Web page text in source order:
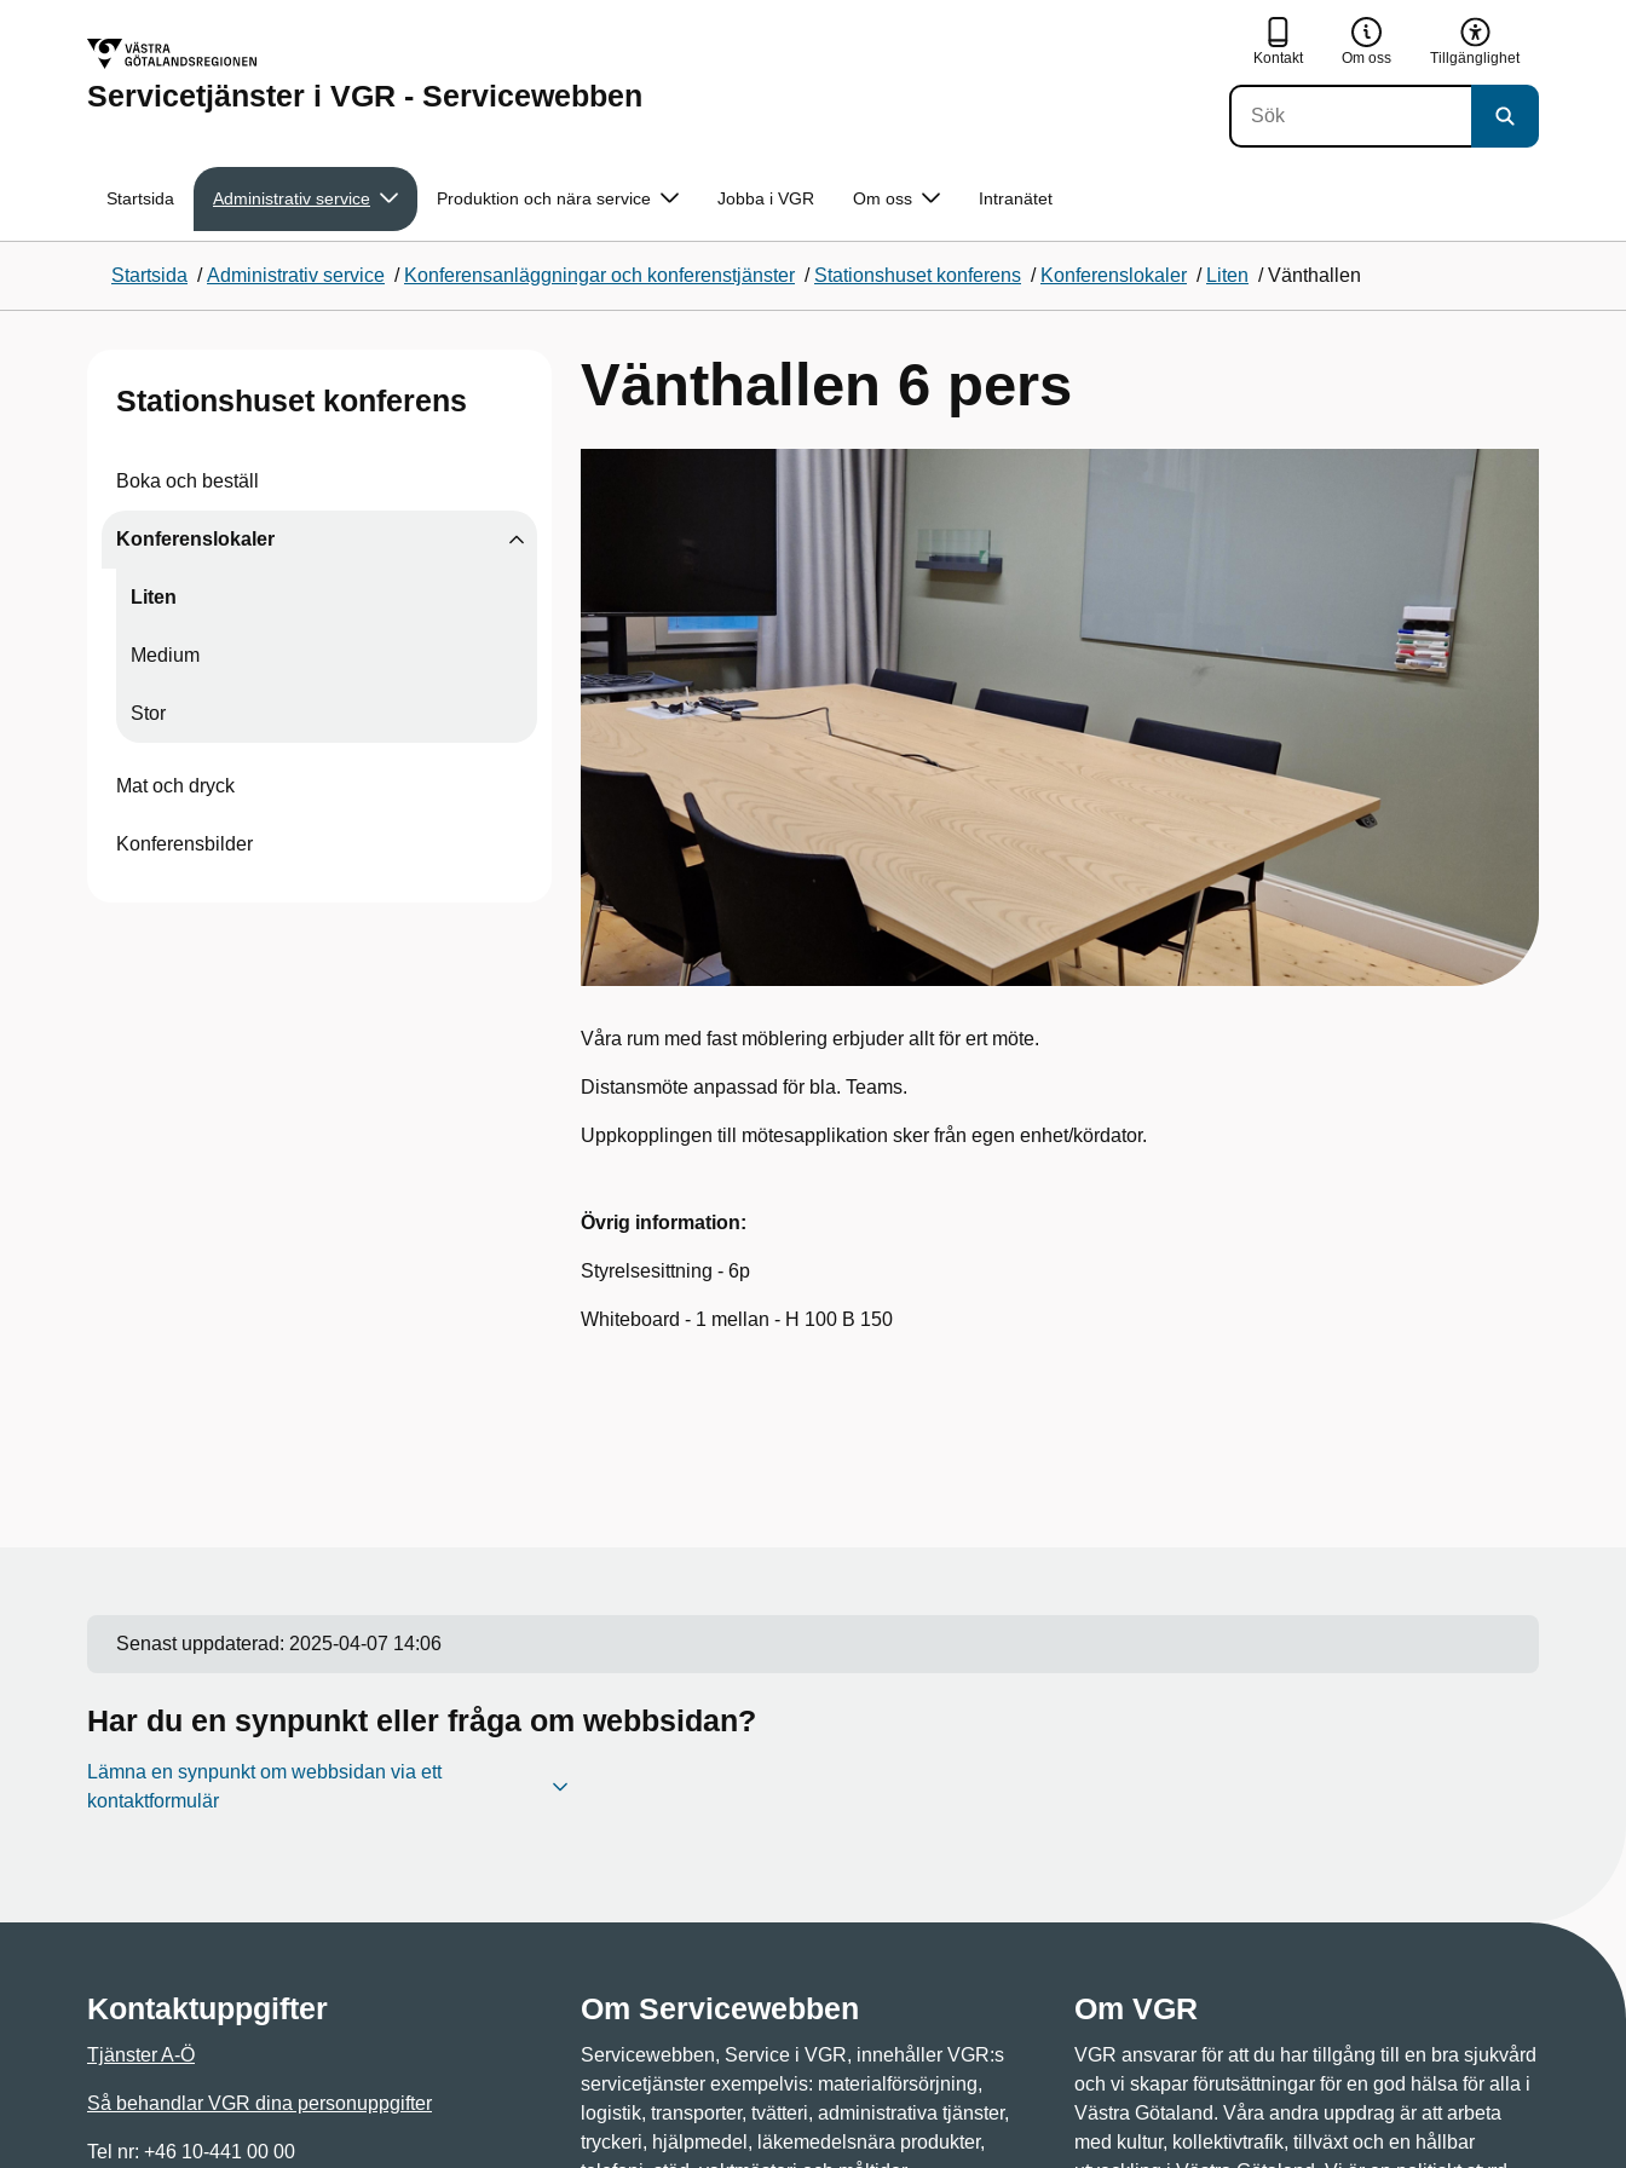
Servicetjänster i VGR - Servicewebben
Kontakt Om oss Tillgänglighet
Startsida Administrativ service Produktion och nära service Jobba i VGR Om oss Intranätet
Startsida /Administrativ service / Konferensanläggningar och konferenstjänster / Stationshuset konferens / Konferenslokaler / Liten /Vänthallen
Stationshuset konferens
Boka och beställ
Konferenslokaler
Liten
Medium
Stor
Mat och dryck
Konferensbilder
Vänthallen 6 pers
Våra rum med fast möblering erbjuder allt för ert möte.
Distansmöte anpassad för bla. Teams.
Uppkopplingen till mötesapplikation sker från egen enhet/kördator.
Övrig information:
Styrelsesittning - 6p
Whiteboard - 1 mellan - H 100 B 150
Senast uppdaterad: 2025-04-07 14:06
Har du en synpunkt eller fråga om webbsidan?
Lämna en synpunkt om webbsidan via ett
kontaktformulär
Kontaktuppgifter
Tjänster A-Ö
Så behandlar VGR dina personuppgifter
Tel nr: +46 10-441 00 00
Om Servicewebben
Servicewebben, Service i VGR, innehåller VGR:s
servicetjänster exempelvis: materialförsörjning,
logistik, transporter, tvätteri, administrativa tjänster,
tryckeri, hjälpmedel, läkemedelsnära produkter,
Om VGR
VGR ansvarar för att du har tillgång till en bra sjukvård
och vi skapar förutsättningar för en god hälsa för alla i
Västra Götaland. Våra andra uppdrag är att arbeta
med kultur, kollektivtrafik, tillväxt och en hållbar